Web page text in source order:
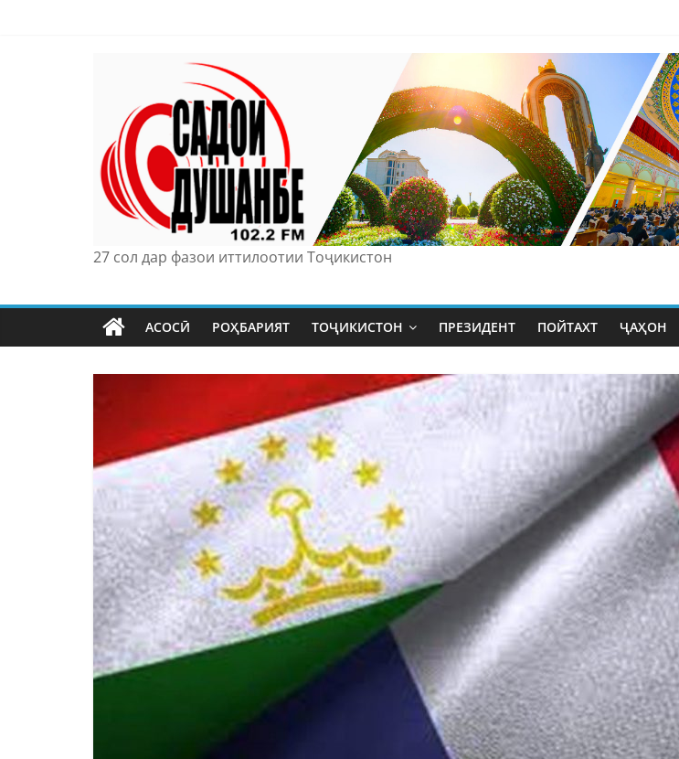
27 сол дар фазои иттилоотии Тоҷикистон
АСОСӢ РОҲБАРИЯТ ТОҶИКИСТОН ПРЕЗИДЕНТ ПОЙТАХТ ҶАҲОН